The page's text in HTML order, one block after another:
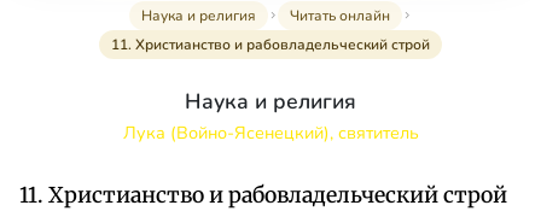
Наука и религия
Читать онлайн
11. Христианство и рабовладельческий строй
Наука и религия
Лука (Войно-Ясенецкий), святитель
11. Христианство и рабовладельческий строй